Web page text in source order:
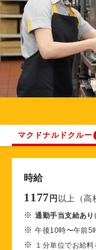
マクドナルドクルー
時給
1177 円 以上（高
※通勤手当支給あり
※午後10時〜午前5
※
１分単位でお給